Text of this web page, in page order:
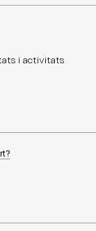
i activitats